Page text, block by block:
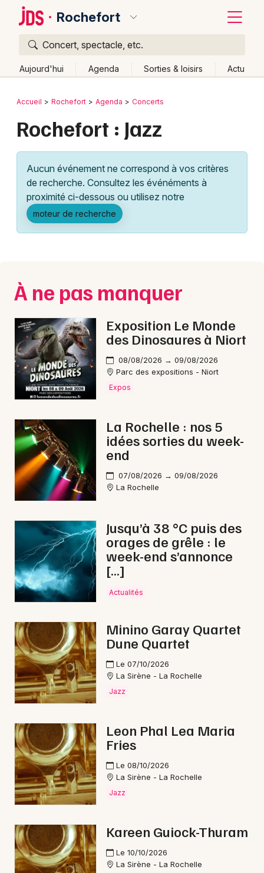
Rochefort
Concert, spectacle, etc.
Aujourd'hui Agenda Sorties & loisirs Actu
Publier un événement
Grands événements
Activité & Expérience
Manifestations
Spectacles
Concerts
Sports
Soirées
Sorties famille
Expos
Sorties & loisirs
Jazz en Charente-Maritime
Jazz en Nouvelle-Aquitaine
Artistes en tournée
Actus à Rochefort
Magazine à Rochefort
17 - Charente-Maritime
Choisir mes départements
Bordeaux
Lille
Lyon
Marseille
Nantes
Nice
Paris
Strasbourg
Toulouse
Retour
Accueil Rochefort Agenda Concerts
Rochefort : Jazz
Aucun événement ne correspond à vos critères
de recherche. Consultez les événéments à
proximité ci-dessous ou utilisez notre
moteur de recherche
À ne pas manquer
Exposition Le Monde
des Dinosaures à Niort
08/08/2026 → 09/08/2026
Parc des expositions - Niort
Expos
La Rochelle : nos 5
idées sorties du week-
end
07/08/2026 → 09/08/2026
La Rochelle
Jusqu’à 38 °C puis des
orages de grêle : le
week-end s’annonce
[…]
Actualités
Minino Garay Quartet
Dune Quartet
Le 07/10/2026
La Sirène - La Rochelle
Jazz
Leon Phal Lea Maria
Fries
Le 08/10/2026
La Sirène - La Rochelle
Jazz
Kareen Guiock-Thuram
Le 10/10/2026
La Sirène - La Rochelle
Quoi ?
Où ?
Poitou-Charente
Partout Près de moi
Quand ?
Ce week-end